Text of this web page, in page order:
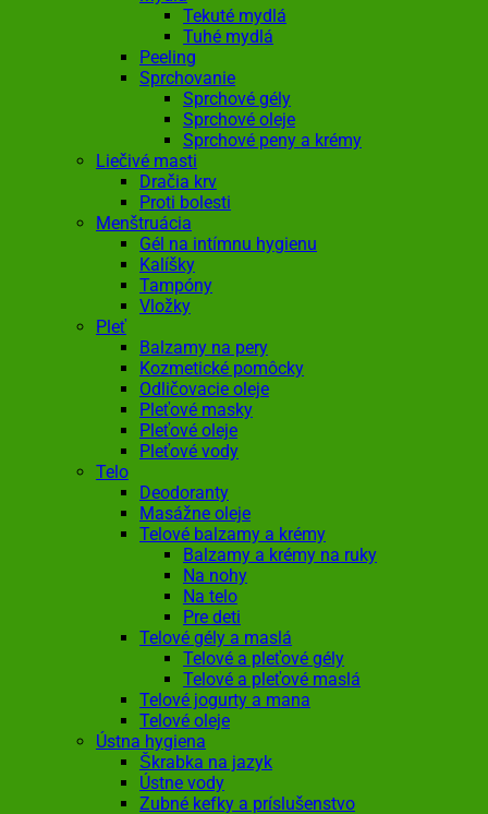
Tekuté mydlá
Tuhé mydlá
Peeling
Sprchovanie
Sprchové gély
Sprchové oleje
Sprchové peny a krémy
Liečivé masti
Dračia krv
Proti bolesti
Menštruácia
Gél na intímnu hygienu
Kalíšky
Tampóny
Vložky
Pleť
Balzamy na pery
Kozmetické pomôcky
Odličovacie oleje
Pleťové masky
Pleťové oleje
Pleťové vody
Telo
Deodoranty
Masážne oleje
Telové balzamy a krémy
Balzamy a krémy na ruky
Na nohy
Na telo
Pre deti
Telové gély a maslá
Telové a pleťové gély
Telové a pleťové maslá
Telové jogurty a mana
Telové oleje
Ústna hygiena
Škrabka na jazyk
Ústne vody
Zubné kefky a príslušenstvo